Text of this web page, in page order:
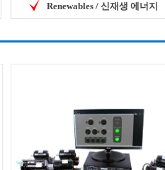
Renewables / 신재생 에너지